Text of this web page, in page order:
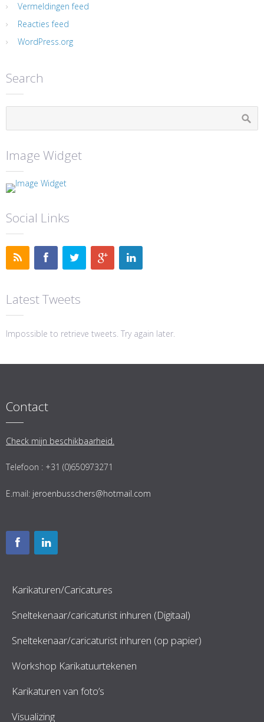
Vermeldingen feed
Reacties feed
WordPress.org
Search
Image Widget
Social Links
Latest Tweets
Impossible to retrieve tweets. Try again later.
Contact
Check mijn beschikbaarheid.
Telefoon : +31 (0)650973271
E.mail: jeroenbusschers@hotmail.com
Karikaturen/Caricatures
Sneltekenaar/caricaturist inhuren (Digitaal)
Sneltekenaar/caricaturist inhuren (op papier)
Workshop Karikatuurtekenen
Karikaturen van foto’s
Visualizing